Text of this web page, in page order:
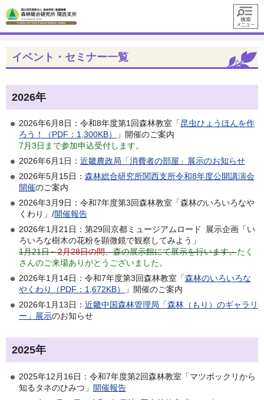
メニュ
ー
イベント・セミナー一覧
2026年
2026年6月8日：令和8年度第1回森林教室「昆虫ひょうほんを作
ろう！（PDF：1,300KB）
」開催のご案内
7月3日まで参加申込受付します。
2026年6月1日： 近畿農政局「消費者の部屋」展示のお知らせ
2026年5月15日： 森林総合研究所関西支所令和8年度公開講演会
開催のご案内
2026年3月9日：令和7年度第3回森林教室「森林のいろいろなや
くわり」/開催報告
2026年1月21日：第29回京都ミュージアムロード 展示企画「い
ろいろな樹木の花粉を顕微鏡で観察してみよう」
1月21日～2月28日の間、森の展示館にて展示を行います。たく
さんのご来場ありがとうございました。
2026年1月14日：令和7年度第3回森林教室「森林のいろいろな
やくわり（PDF：1,672KB）
」開催のご案内
2026年1月13日： 近畿中国森林管理局「森林（もり）のギャラリ
ー」展示のお知らせ
2025年
2025年12月16日：令和7年度第2回森林教室「マツボックリから
知るタネのひみつ」 開催報告